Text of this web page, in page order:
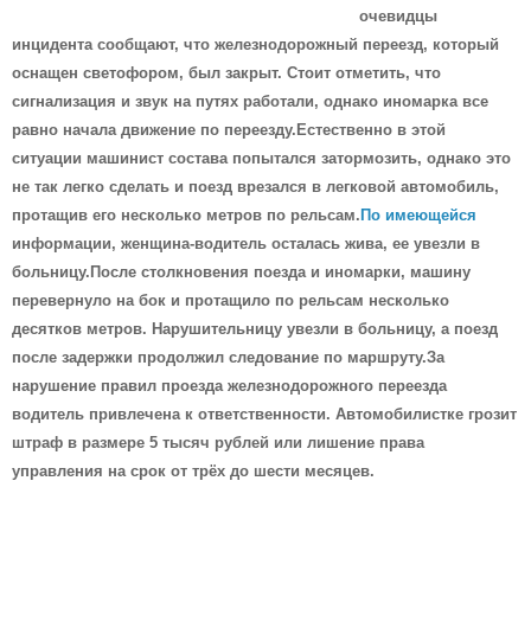
очевидцы
инцидента сообщают, что железнодорожный переезд, который
оснащен светофором, был закрыт. Стоит отметить, что
сигнализация и звук на путях работали, однако иномарка все
равно начала движение по переезду.Естественно в этой
ситуации машинист состава попытался затормозить, однако это
не так легко сделать и поезд врезался в легковой автомобиль,
протащив его несколько метров по рельсам. По имеющейся
информации, женщина-водитель осталась жива, ее увезли в
больницу.После столкновения поезда и иномарки, машину
перевернуло на бок и протащило по рельсам несколько
десятков метров. Нарушительницу увезли в больницу, а поезд
после задержки продолжил следование по маршруту.За
нарушение правил проезда железнодорожного переезда
водитель привлечена к ответственности. Автомобилистке грозит
штраф в размере 5 тысяч рублей или лишение права
управления на срок от трёх до шести месяцев.